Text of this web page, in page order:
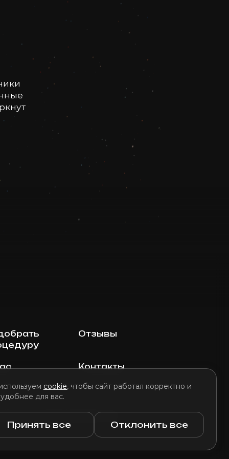
cookie, чтобы сайт работал корректно и
для вас.
Принять все Отклонить все
Отзывы
Контакты
использования файлов cookie